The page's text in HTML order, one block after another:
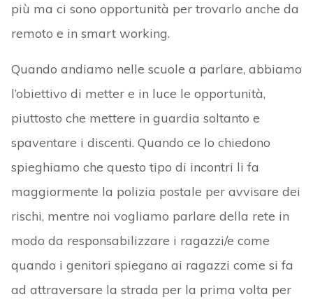
più ma ci sono opportunità per trovarlo anche da
remoto e in smart working.
Quando andiamo nelle scuole a parlare, abbiamo
l’obiettivo di metter e in luce le opportunità,
piuttosto che mettere in guardia soltanto e
spaventare i discenti. Quando ce lo chiedono
spieghiamo che questo tipo di incontri li fa
maggiormente la polizia postale per avvisare dei
rischi, mentre noi vogliamo parlare della rete in
modo da responsabilizzare i ragazzi/e come
quando i genitori spiegano ai ragazzi come si fa
ad attraversare la strada per la prima volta per